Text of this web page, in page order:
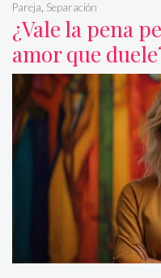
¿Vale la pena
amor que
Pareja, Separación